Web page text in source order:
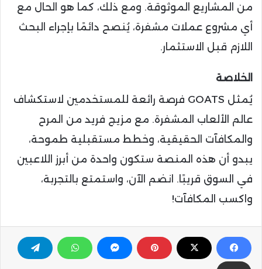
من المشاريع الموثوقة. ومع ذلك، كما هو الحال مع
أي مشروع عملات مشفرة، يُنصح دائمًا بإجراء البحث
اللازم قبل الاستثمار.
الخلاصة
يُمثل GOATS فرصة رائعة للمستخدمين لاستكشاف
عالم الألعاب المشفرة. مع مزيج فريد من المرح
والمكافآت الحقيقية، وخطط مستقبلية طموحة،
يبدو أن هذه المنصة ستكون واحدة من أبرز اللاعبين
في السوق قريبًا. انضم الآن، واستمتع بالتجربة،
واكسب المكافآت!